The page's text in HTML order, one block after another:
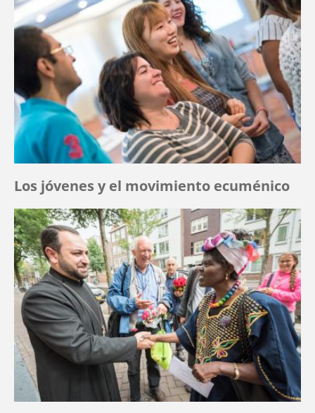
Los jóvenes y el movimiento ecuménico